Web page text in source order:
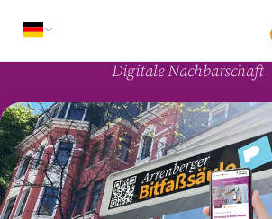
content
Digitale Nachbarschaft